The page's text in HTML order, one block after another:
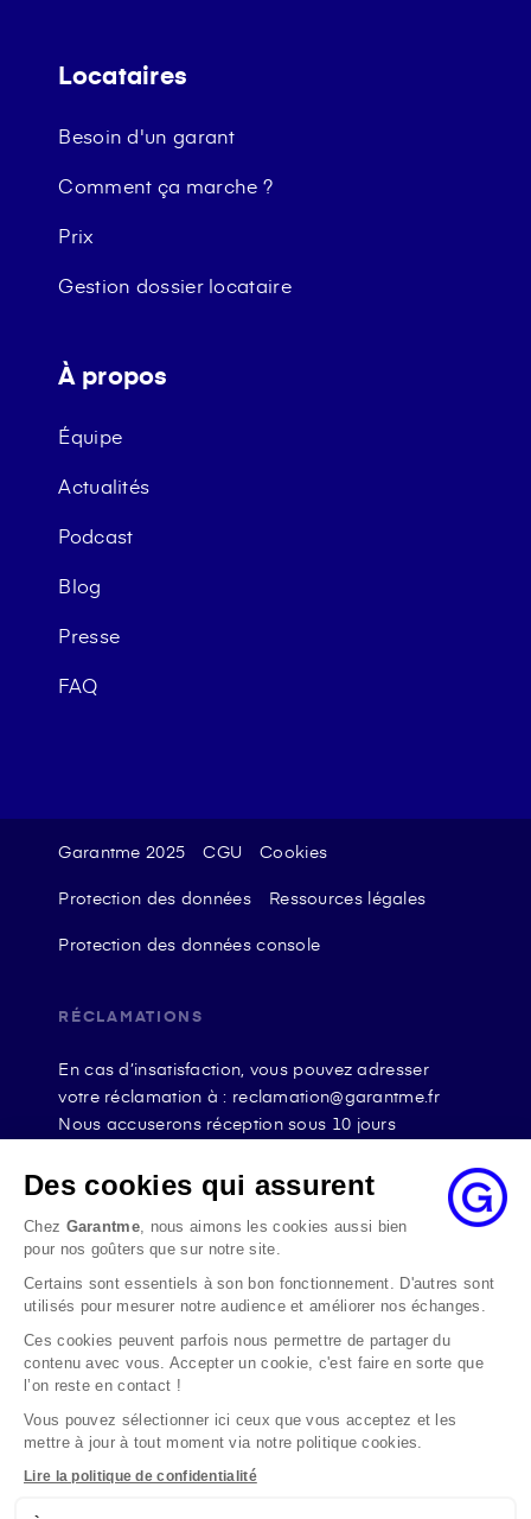
Locataires
Besoin d'un garant
Comment ça marche ?
Prix
Gestion dossier locataire
À propos
Équipe
Actualités
Podcast
Blog
Presse
FAQ
Garantme 2025 CGU Cookies
Protection des données Ressources légales
Protection des données console
RÉCLAMATIONS
En cas d’insatisfaction, vous pouvez adresser
votre réclamation à : reclamation@garantme.fr
Nous accuserons réception sous 10 jours
état de cause, nous répondrons à la réclamation
au maximum dans les 2 mois.
Si le désaccord persiste, vous pouvez solliciter
l’avis du Médiateur de l’Assurance par internet à
l’adresse La médiation de l’assurance - Accueil
Par courrier à l’adresse : La Médiation de
l’Assurance TSA 50110 75441 PARIS CEDEX 09 ou
par email à l’adresse www.mediation-
assurance.org
La saisine du Médiateur de l’Assurance est gratuite
mais ne peut intervenir qu’après nous avoir
adressé une réclamation écrite.
Des cookies qui assurent
Chez Garantme, nous aimons les cookies aussi bien
pour nos goûters que sur notre site.
Certains sont essentiels à son bon fonctionnement. D'autres sont
utilisés pour mesurer notre audience et améliorer nos échanges.
Ces cookies peuvent parfois nous permettre de partager du
contenu avec vous. Accepter un cookie, c'est faire en sorte que
l’on reste en contact !
Vous pouvez sélectionner ici ceux que vous acceptez et les
mettre à jour à tout moment via notre politique cookies.
Lire la politique de confidentialité